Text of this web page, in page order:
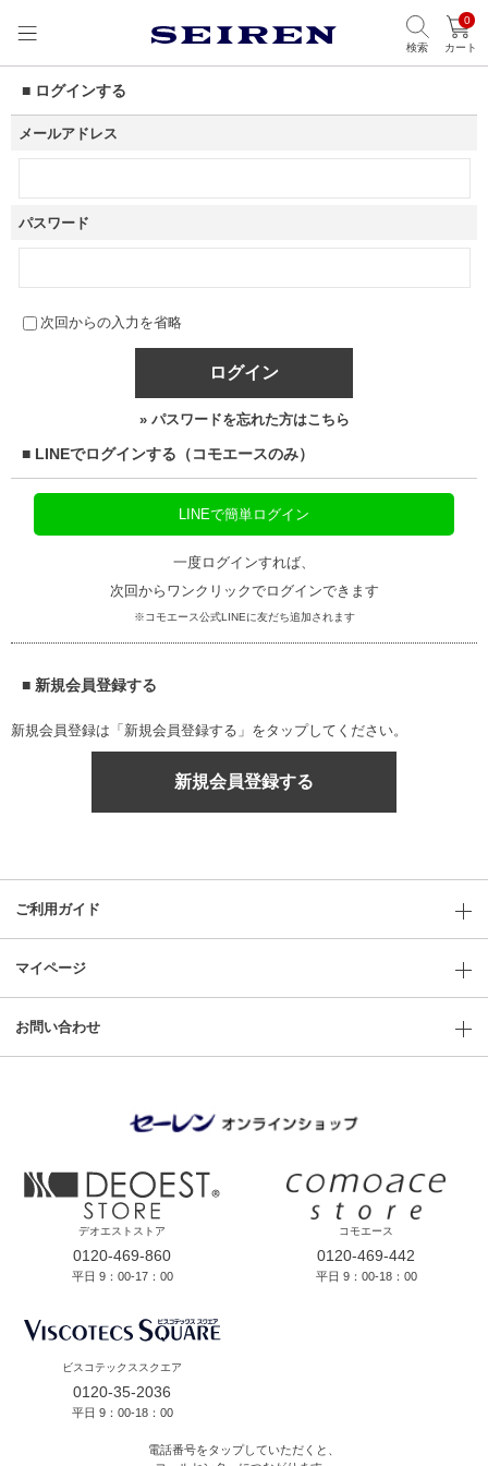
検索
0
カート
■ ログインする
メールアドレス
パスワード
次回からの入力を省略
ログイン
» パスワードを忘れた方はこちら
■ LINEでログインする（コモエースのみ）
LINEで簡単ログイン
一度ログインすれば、
次回からワンクリックでログインできます
※コモエース公式LINEに友だち追加されます
■ 新規会員登録する
新規会員登録は「新規会員登録する」をタップしてください。
新規会員登録する
ご利用ガイド
マイページ
お問い合わせ
デオエストストア
0120-469-860
平日 9：00-17：00
コモエース
0120-469-442
平日 9：00-18：00
ビスコテックススクエア
0120-35-2036
平日 9：00-18：00
電話番号をタップしていただくと、